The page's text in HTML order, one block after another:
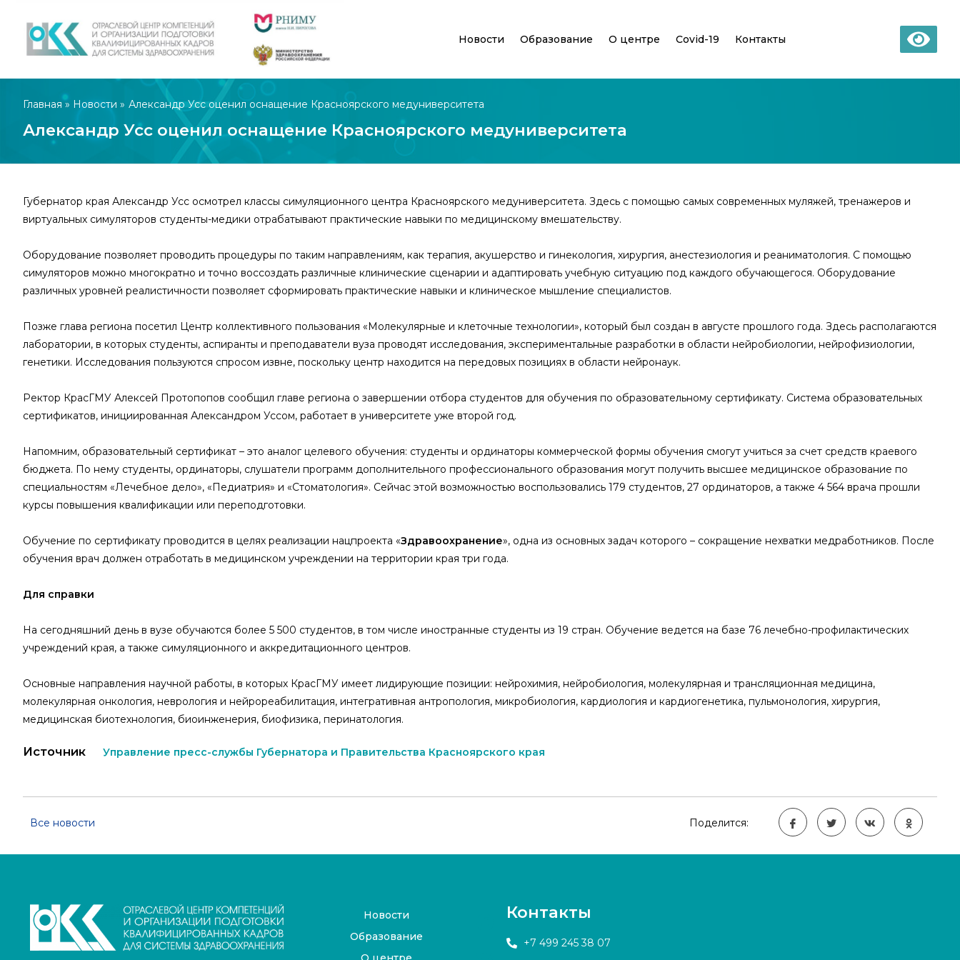
Новости Образование О центре Covid-19 Контакты
Главная » Новости » Александр Усс оценил оснащение Красноярского медуниверситета
Александр Усс оценил оснащение Красноярского медуниверситета
Губернатор края Александр Усс осмотрел классы симуляционного центра Красноярского медуниверситета. Здесь с помощью самых современных муляжей, тренажеров и
виртуальных симуляторов студенты-медики отрабатывают практические навыки по медицинскому вмешательству.
Оборудование позволяет проводить процедуры по таким направлениям, как терапия, акушерство и гинекология, хирургия, анестезиология и реаниматология. С помощью
симуляторов можно многократно и точно воссоздать различные клинические сценарии и адаптировать учебную ситуацию под каждого обучающегося. Оборудование
различных уровней реалистичности позволяет сформировать практические навыки и клиническое мышление специалистов.
Позже глава региона посетил Центр коллективного пользования «Молекулярные и клеточные технологии», который был создан в августе прошлого года. Здесь располагаются
лаборатории, в которых студенты, аспиранты и преподаватели вуза проводят исследования, экспериментальные разработки в области нейробиологии, нейрофизиологии,
генетики. Исследования пользуются спросом извне, поскольку центр находится на передовых позициях в области нейронаук.
Ректор КрасГМУ Алексей Протопопов сообщил главе региона о завершении отбора студентов для обучения по образовательному сертификату. Система образовательных
сертификатов, инициированная Александром Уссом, работает в университете уже второй год.
Напомним, образовательный сертификат – это аналог целевого обучения: студенты и ординаторы коммерческой формы обучения смогут учиться за счет средств краевого
бюджета. По нему студенты, ординаторы, слушатели программ дополнительного профессионального образования могут получить высшее медицинское образование по
специальностям «Лечебное дело», «Педиатрия» и «Стоматология». Сейчас этой возможностью воспользовались 179 студентов, 27 ординаторов, а также 4 564 врача прошли
курсы повышения квалификации или переподготовки.
Обучение по сертификату проводится в целях реализации нацпроекта «Здравоохранение», одна из основных задач которого – сокращение нехватки медработников. После
обучения врач должен отработать в медицинском учреждении на территории края три года.
Для справки
На сегодняшний день в вузе обучаются более 5 500 студентов, в том числе иностранные студенты из 19 стран. Обучение ведется на базе 76 лечебно-профилактических
учреждений края, а также симуляционного и аккредитационного центров.
Основные направления научной работы, в которых КрасГМУ имеет лидирующие позиции: нейрохимия, нейробиология, молекулярная и трансляционная медицина,
молекулярная онкология, неврология и нейрореабилитация, интегративная антропология, микробиология, кардиология и кардиогенетика, пульмонология, хирургия,
медицинская биотехнология, биоинженерия, биофизика, перинатология.
Источник Управление пресс-службы Губернатора и Правительства Красноярского края
Все новости Поделится:
Новости
Образование
Контакты
+7 499 245 38 07